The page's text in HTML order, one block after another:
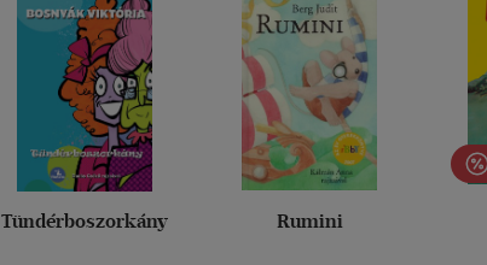
Tündérboszorkány Rumini